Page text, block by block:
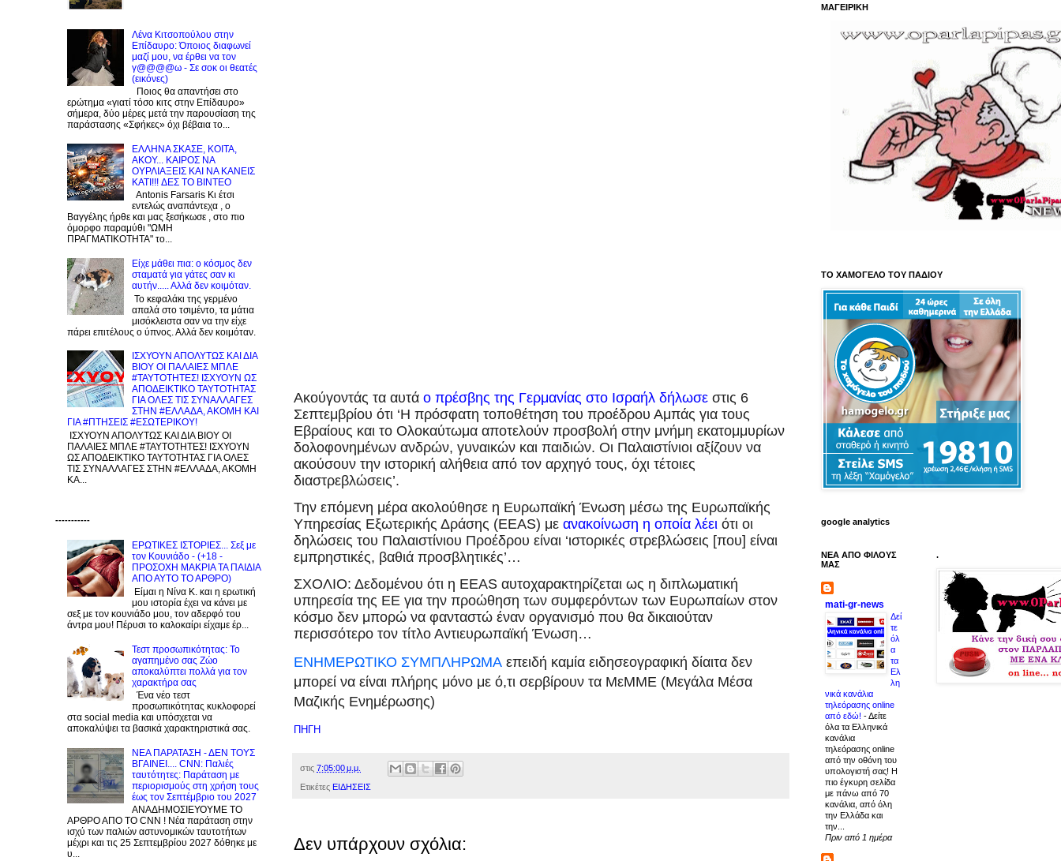
Ακούγοντάς τα αυτά ο πρέσβης της Γερμανίας στο Ισραήλ δήλωσε στις 6
Σεπτεμβρίου ότι ‘Η πρόσφατη τοποθέτηση του προέδρου Αμπάς για τους
Εβραίους και το Ολοκαύτωμα αποτελούν προσβολή στην μνήμη εκατομμυρίων
δολοφονημένων ανδρών, γυναικών και παιδιών. Οι Παλαιστίνιοι αξίζουν να
ακούσουν την ιστορική αλήθεια από τον αρχηγό τους, όχι τέτοιες
διαστρεβλώσεις’.
Την επόμενη μέρα ακολούθησε η Ευρωπαϊκή Ένωση μέσω της Ευρωπαϊκής
Υπηρεσίας Εξωτερικής Δράσης (EEAS) με ανακοίνωση η οποία λέει ότι οι
δηλώσεις του Παλαιστίνιου Προέδρου είναι ‘ιστορικές στρεβλώσεις [που] είναι
εμπρηστικές, βαθιά προσβλητικές’…
ΣΧΟΛΙΟ: Δεδομένου ότι η EEAS αυτοχαρακτηρίζεται ως η διπλωματική
υπηρεσία της ΕΕ για την προώθηση των συμφερόντων των Ευρωπαίων στον
κόσμο δεν μπορώ να φανταστώ έναν οργανισμό που θα δικαιούταν
περισσότερο τον τίτλο Αντιευρωπαϊκή Ένωση…
ΕΝΗΜΕΡΩΤΙΚΟ ΣΥΜΠΛΗΡΩΜΑ επειδή καμία ειδησεογραφική δίαιτα δεν
μπορεί να είναι πλήρης μόνο με ό,τι σερβίρουν τα ΜεΜΜΕ (Μεγάλα Μέσα
Μαζικής Ενημέρωσης)
ΠΗΓΗ
στις 7:05:00 μ.μ.
Ετικέτες ΕΙΔΗΣΕΙΣ
Δεν υπάρχουν σχόλια:
Λένα Κιτσοπούλου στην
Επίδαυρο: Όποιος διαφωνεί
μαζί μου, να έρθει να τον
γ@@@@ω - Σε σοκ οι θεατές
(εικόνες)
Ποιος θα απαντήσει στο
ερώτημα «γιατί τόσο κιτς στην Επίδαυρο»
σήμερα, δύο μέρες μετά την παρουσίαση της
παράστασης «Σφήκες» όχι βέβαια το...
EΛΛΗΝΑ ΣΚΑΣΕ, ΚΟΙΤΑ,
ΑΚΟΥ... ΚΑΙΡΟΣ ΝΑ
ΟΥΡΛIAΞΕΙΣ ΚΑΙ ΝΑ ΚΑΝΕΙΣ
KATI!!! ΔΕΣ TO BINTEO
Antonis Farsaris Κι έτσι
εντελώς αναπάντεχα , ο
Βαγγέλης ήρθε και μας ξεσήκωσε , στο πιο
όμορφο παραμύθι "ΩΜΗ
ΠΡΑΓΜΑΤΙΚΟΤΗΤΑ" το...
Είχε μάθει πια: ο κόσμος δεν
σταματά για γάτες σαν κι
αυτήν..... Αλλά δεν κοιμόταν.
Το κεφαλάκι της γερμένο
απαλά στο τσιμέντο, τα μάτια
μισόκλειστα σαν να την είχε
πάρει επιτέλους ο ύπνος. Αλλά δεν κοιμόταν.
ΙΣΧΥΟΥΝ ΑΠΟΛΥΤΩΣ ΚΑΙ ΔΙΑ
ΒΙΟΥ ΟΙ ΠΑΛΑΙΕΣ ΜΠΛΕ
#ΤΑΥΤΟΤΗΤΕΣ! ΙΣΧΥΟΥΝ ΩΣ
ΑΠΟΔΕΙΚΤΙΚΟ ΤΑΥΤΟΤΗΤΑΣ
ΓΙΑ ΟΛΕΣ ΤΙΣ ΣΥΝΑΛΛΑΓΕΣ
ΣΤΗΝ #ΕΛΛΑΔΑ, ΑΚΟΜΗ ΚΑΙ
ΓΙΑ #ΠΤΗΣΕΙΣ #ΕΣΩΤΕΡΙΚΟΥ!
ΙΣΧΥΟΥΝ ΑΠΟΛΥΤΩΣ ΚΑΙ ΔΙΑ ΒΙΟΥ ΟΙ
ΠΑΛΑΙΕΣ ΜΠΛΕ #ΤΑΥΤΟΤΗΤΕΣ! ΙΣΧΥΟΥΝ
ΩΣ ΑΠΟΔΕΙΚΤΙΚΟ ΤΑΥΤΟΤΗΤΑΣ ΓΙΑ ΟΛΕΣ
ΤΙΣ ΣΥΝΑΛΛΑΓΕΣ ΣΤΗΝ #ΕΛΛΑΔΑ, ΑΚΟΜΗ
ΚΑ...
-----------
ΕΡΩΤΙΚΕΣ ΙΣΤΟΡΙΕΣ... Σεξ με
τον Kουνιάδο - (+18 -
ΠΡΟΣΟΧΗ ΜΑΚΡΙΑ ΤΑ ΠΑΙΔΙΑ
ΑΠΟ ΑΥΤΟ ΤΟ ΑΡΘΡΟ)
Είμαι η Νίνα Κ. και η ερωτική
μου ιστορία έχει να κάνει με
σεξ με τον κουνιάδο μου, τον αδερφό του
άντρα μου! Πέρυσι το καλοκαίρι είχαμε έρ...
Τεστ προσωπικότητας: Το
αγαπημένο σας Zώο
αποκαλύπτει πολλά για τον
χαρακτήρα σας
Ένα νέο τεστ
προσωπικότητας κυκλοφορεί
στα social media και υπόσχεται να
αποκαλύψει τα βασικά χαρακτηριστικά σας.
NEA ΠΑΡΑΤΑΣΗ - ΔΕΝ ΤΟΥΣ
ΒΓΑΙΝΕΙ.... CNN: Παλιές
ταυτότητες: Παράταση με
περιορισμούς στη χρήση τους
έως τον Σεπτέμβριο του 2027
ΑΝΑΔΗΜΟΣΙΕΥΟΥΜΕ ΤΟ
ΑΡΘΡΟ ΑΠΟ ΤΟ CNN ! Νέα παράταση στην
ισχύ των παλιών αστυνομικών ταυτοτήτων
μέχρι και τις 25 Σεπτεμβρίου 2027 δόθηκε με
υ...
ΜΑΓΕΙΡΙΚΗ
ΤΟ ΧΑΜΟΓΕΛΟ ΤΟΥ ΠΑΔΙΟΥ
google analytics
ΝΕΑ ΑΠΟ ΦΙΛΟΥΣ
ΜΑΣ
mati-gr-news
Δεί
τε
όλ
α
τα
Ελ
λη
νικά κανάλια
τηλεόρασης online
από εδώ! -Δείτε
όλα τα Ελληνικά
κανάλια
τηλεόρασης online
από την οθόνη του
υπολογιστή σας! Η
πιο έγκυρη σελίδα
με πάνω από 70
κανάλια, από όλη
την Ελλάδα και
την...
Πριν από 1 ημέρα
.